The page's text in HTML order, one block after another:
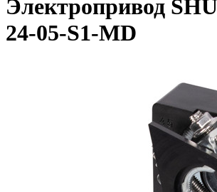
Электропривод
24-05-S1-MD